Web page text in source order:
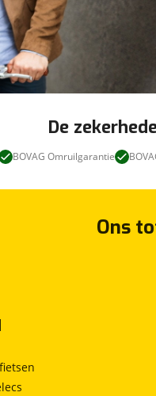
De
BOVAG Omruilgarantie
Ons